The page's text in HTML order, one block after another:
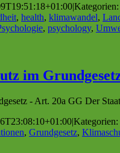
|Kategorien:
, health, klimawandel,
, psychology,
im
- Art. 20a GG Der
|Kategorien:
, Grundgesetz,